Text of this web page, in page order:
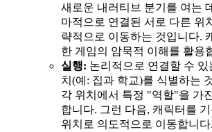
새로운 내러티브 분기를 여는
마적으로 연결된 서로 다른 위
략적으로 이동하는 것입니다.
한 게임의 암묵적 이해를 활용
실행: 논리적으로 연결할 수 있
치(예: 집과 학교)를 식별하는
각 위치에서 특정 "역할"을 가
합니다. 그런 다음, 캐릭터를
위치로 의도적으로 이동합니